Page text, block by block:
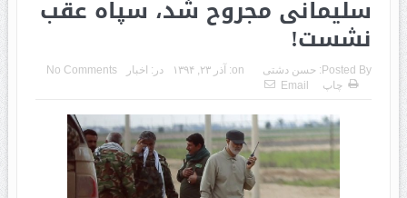
سلیمانی مجروح شد، سپاه عقب
نشست!
Posted By: حسن دشتی on: آذر ۲۳, ۱۳۹۴ در: اخبار
No Comments
چاپ
Email